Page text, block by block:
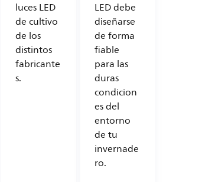
luces LED
de cultivo
de los
distintos
fabricante
s.
LED debe
diseñarse
de forma
fiable
para las
duras
condicion
es del
entorno
de tu
invernade
ro.